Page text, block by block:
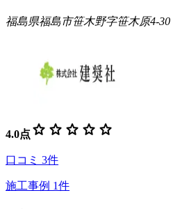
福島県福島市笹木野字笹木原4-30
4.0点 star star star star star
口コミ 3件
施工事例 1件